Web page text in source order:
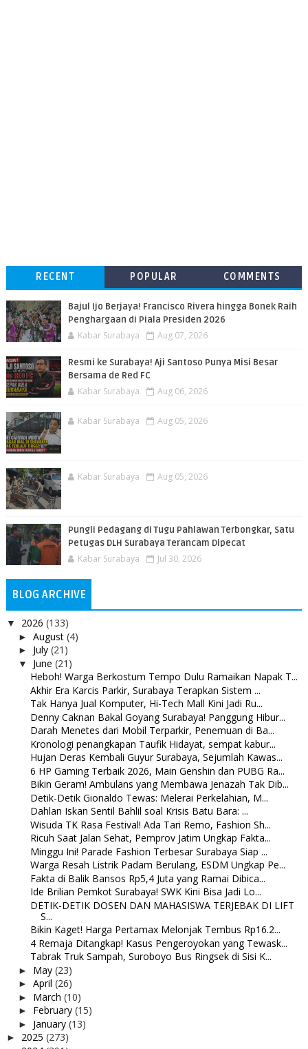
RECENT POPULAR COMMENTS
Bajul Ijo Berjaya! Francisco Rivera hingga Bonek Raih
Penghargaan di Piala Presiden 2026
Kabar Surabaya Aug 07, 2026
Resmi ke Surabaya! Aji Santoso Punya Misi Besar
Bersama de Red FC
Kabar Surabaya Aug 06, 2026
Kabar Surabaya Aug 05, 2026
Kabar Surabaya Aug 05, 2026
Pungli Pedagang di Tugu Pahlawan Terbongkar, Satu
Petugas DLH Surabaya Terancam Dipecat
Kabar Surabaya Jul 30, 2026
BLOG ARCHIVE
▼ 2026 (133)
► August (4)
► July (21)
▼ June (21)
Heboh! Warga Berkostum Tempo Dulu Ramaikan Napak T...
Akhir Era Karcis Parkir, Surabaya Terapkan Sistem ...
Tak Hanya Jual Komputer, Hi-Tech Mall Kini Jadi Ru...
Denny Caknan Bakal Goyang Surabaya! Panggung Hibur...
Darah Menetes dari Mobil Terparkir, Penemuan di Ba...
Kronologi penangkapan Taufik Hidayat, sempat kabur...
Hujan Deras Kembali Guyur Surabaya, Sejumlah Kawas...
6 HP Gaming Terbaik 2026, Main Genshin dan PUBG Ra...
Bikin Geram! Ambulans yang Membawa Jenazah Tak Dib...
Detik-Detik Gionaldo Tewas: Melerai Perkelahian, M...
Dahlan Iskan Sentil Bahlil soal Krisis Batu Bara: ...
Wisuda TK Rasa Festival! Ada Tari Remo, Fashion Sh...
Ricuh Saat Jalan Sehat, Pemprov Jatim Ungkap Fakta...
Minggu Ini! Parade Fashion Terbesar Surabaya Siap ...
Warga Resah Listrik Padam Berulang, ESDM Ungkap Pe...
Fakta di Balik Bansos Rp5,4 Juta yang Ramai Dibica...
Ide Brilian Pemkot Surabaya! SWK Kini Bisa Jadi Lo...
DETIK-DETIK DOSEN DAN MAHASISWA TERJEBAK DI LIFT
S...
Bikin Kaget! Harga Pertamax Melonjak Tembus Rp16.2...
4 Remaja Ditangkap! Kasus Pengeroyokan yang Tewask...
Tabrak Truk Sampah, Suroboyo Bus Ringsek di Sisi K...
► May (23)
► April (26)
► March (10)
► February (15)
► January (13)
► 2025 (273)